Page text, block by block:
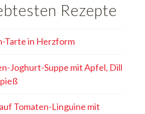
Rezepte
Tarte in Herzform
Joghurt-Suppe mit Apfel, Dill
Tomaten-Linguine mit